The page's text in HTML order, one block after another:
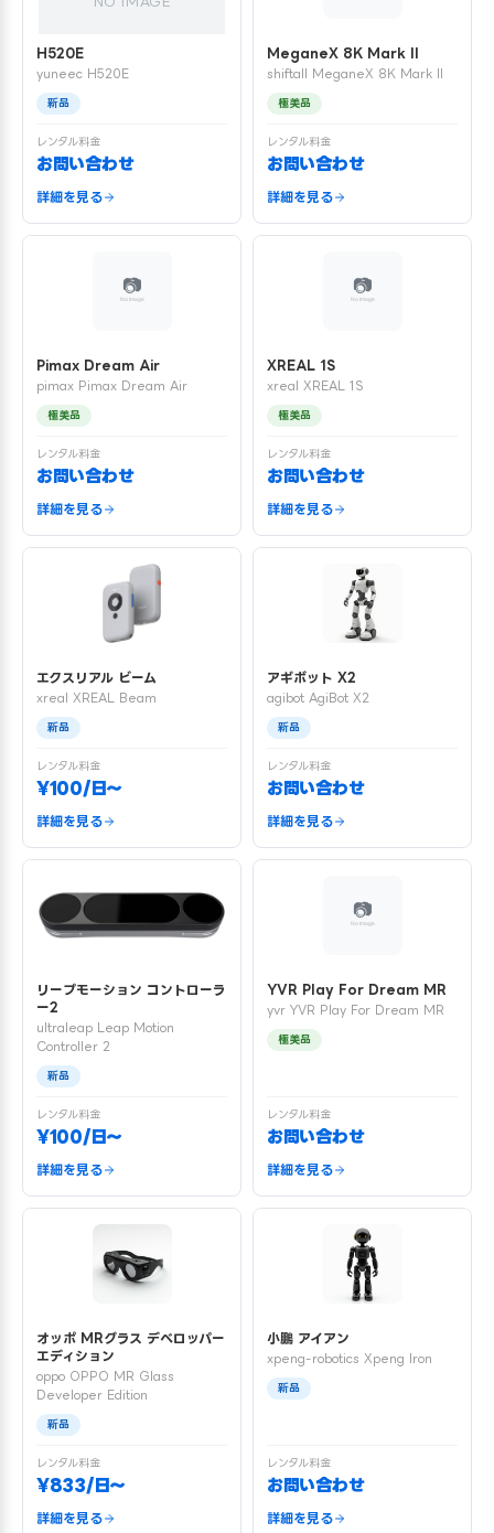
H520E
yuneec H520E
新品
レンタル料金
お問い合わせ
詳細を見る
MeganeX 8K Mark II
shiftall MeganeX 8K Mark II
極美品
レンタル料金
お問い合わせ
詳細を見る
Pimax Dream Air
pimax Pimax Dream Air
極美品
レンタル料金
お問い合わせ
詳細を見る
XREAL 1S
xreal XREAL 1S
極美品
レンタル料金
お問い合わせ
詳細を見る
エクスリアル ビーム
xreal XREAL Beam
新品
レンタル料金
¥100/日〜
詳細を見る
アギボット X2
agibot AgiBot X2
新品
レンタル料金
お問い合わせ
詳細を見る
リープモーション コントローラ
ー2
ultraleap Leap Motion
Controller 2
新品
レンタル料金
¥100/日〜
詳細を見る
YVR Play For Dream MR
yvr YVR Play For Dream MR
極美品
レンタル料金
お問い合わせ
詳細を見る
オッポ MRグラス デベロッパー
エディション
oppo OPPO MR Glass
Developer Edition
新品
レンタル料金
¥833/日〜
詳細を見る
小鵬 アイアン
xpeng-robotics Xpeng Iron
新品
レンタル料金
お問い合わせ
詳細を見る